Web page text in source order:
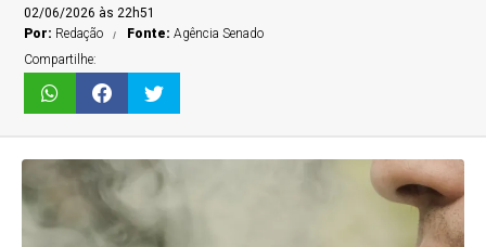
02/06/2026 às 22h51
Por: Redação Fonte:Agência Senado
Compartilhe: